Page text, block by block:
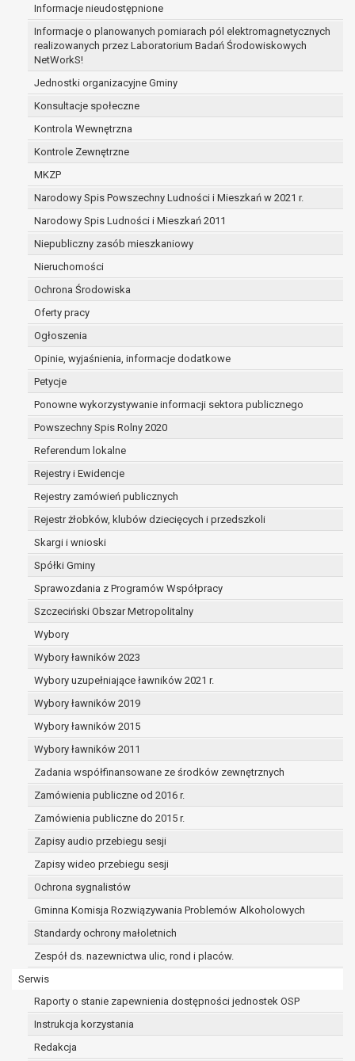
Informacje nieudostępnione
Informacje o planowanych pomiarach pól elektromagnetycznych
realizowanych przez Laboratorium Badań Środowiskowych
NetWorkS!
Jednostki organizacyjne Gminy
Konsultacje społeczne
Kontrola Wewnętrzna
Kontrole Zewnętrzne
MKZP
Narodowy Spis Powszechny Ludności i Mieszkań w 2021 r.
Narodowy Spis Ludności i Mieszkań 2011
Niepubliczny zasób mieszkaniowy
Nieruchomości
Ochrona Środowiska
Oferty pracy
Ogłoszenia
Opinie, wyjaśnienia, informacje dodatkowe
Petycje
Ponowne wykorzystywanie informacji sektora publicznego
Powszechny Spis Rolny 2020
Referendum lokalne
Rejestry i Ewidencje
Rejestry zamówień publicznych
Rejestr żłobków, klubów dziecięcych i przedszkoli
Skargi i wnioski
Spółki Gminy
Sprawozdania z Programów Współpracy
Szczeciński Obszar Metropolitalny
Wybory
Wybory ławników 2023
Wybory uzupełniające ławników 2021 r.
Wybory ławników 2019
Wybory ławników 2015
Wybory ławników 2011
Zadania współfinansowane ze środków zewnętrznych
Zamówienia publiczne od 2016 r.
Zamówienia publiczne do 2015 r.
Zapisy audio przebiegu sesji
Zapisy wideo przebiegu sesji
Ochrona sygnalistów
Gminna Komisja Rozwiązywania Problemów Alkoholowych
Standardy ochrony małoletnich
Zespół ds. nazewnictwa ulic, rond i placów.
Serwis
Raporty o stanie zapewnienia dostępności jednostek OSP
Instrukcja korzystania
Redakcja
zabezpieczenia ewentualnych roszczeń, a w
przypadku wyrażenia zgody na przetwarzanie
danych po zakończeniu i rozliczeniu umowy, do
czasu wycofania tej zgody.
Ponadto w przypadku umów o dofinansowanie
dane osobowe od momentu pozyskania
przechowywane są przez okres wynikający z
umowy o dofinansowanie zawartej między
beneficjentem a określoną instytucją, trwałości
danego projektu i konieczności zachowania
dokumentacji projektu do celów kontrolnych.
W związku z przetwarzaniem przez
administratora danych osobowych przysługuje
Pani/Panu:
prawo dostępu do treści danych oraz
otrzymywania ich kopii na podstawie art. 15
RODO;
podstawie art. 16 RODO,
dane są nieprawidłowe lub
prawo do żądania usunięcia danych
osobowych (tzw. prawo do bycia
zapomnianym) na podstawie art. 17 RODO,
w przypadku gdy:
dane nie są już niezbędne do celów,
dla których były zebrane lub w inny
sposób przetwarzane,
osoba, której dane dotyczą, wniosła
sprzeciw wobec przetwarzania
danych osobowych,
zgodę na przetwarzanie danych
osobowych, która jest podstawą
przetwarzania danych i nie ma innej
danych,
dane osobowe przetwarzane są
niezgodnie z prawem,
dane osobowe muszą być usunięte w
celu wywiązania się z obowiązku
prawo do żądania ograniczenia
przetwarzania danych osobowych na
podstawie art. 18 RODO, w przypadku gdy:
osoba, której dane dotyczą
kwestionuje prawidłowość danych
osobowych – na okres pozwalający
administratorowi sprawdzić
przetwarzanie danych jest niezgodne
z prawem, a osoba, której dane
dotyczą, sprzeciwia się usunięciu
danych, żądając w zamian ich
ograniczenia,
danych dla swoich celów, ale osoba,
której dane dotyczą, potrzebuje ich do
ustalenia, obrony lub dochodzenia
roszczeń,